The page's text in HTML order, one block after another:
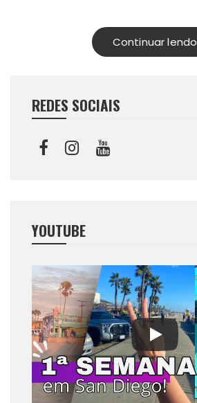
Continuar lendo
REDES SOCIAIS
YOUTUBE